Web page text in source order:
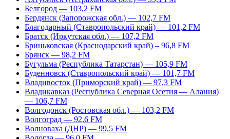
Белгород — 103,2 FM
Бердянск (Запорожская обл.) — 102,7 FM
Благодарный (Ставропольский край) — 101,2 FM
Братск (Иркутская обл.) — 107,2 FM
Бриньковская (Краснодарский край) – 96,8 FM
Брянск — 98,2 FM
Бугульма (Республика Татарстан) — 105,9 FM
Буденновск (Ставропольский край) — 101,7 FM
Владивосток (Приморский край) — 97,3 FM
Владикавказ (Республика Северная Осетия — Алания)
— 106,7 FM
Волгодонск (Ростовская обл.) — 103,2 FM
Волгоград — 92,6 FM
Волноваха (ДНР) — 99,5 FM